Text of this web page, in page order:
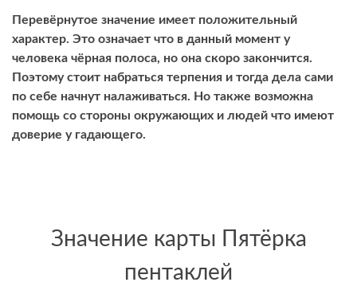
Перевёрнутое значение имеет положительный
характер. Это означает что в данный момент у
человека чёрная полоса, но она скоро закончится.
Поэтому стоит набраться терпения и тогда дела сами
по себе начнут налаживаться. Но также возможна
помощь со стороны окружающих и людей что имеют
доверие у гадающего.
Значение карты Пятёрка
пентаклей